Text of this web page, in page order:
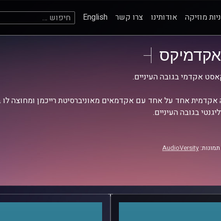
מוזיקה אודותינו צרו קשר English חיפוש:
אקדמיקס
אקדמי בגובה העיניים.
אקדמית אחד על אחד עם אקדמאים מאוניברסיטת רייכמן ומחוצה לו
בגובה העיניים.
AudioVersity